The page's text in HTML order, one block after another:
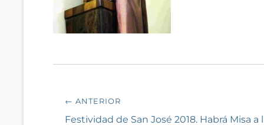
Navegación
de
← ANTERIOR
Entrada
Festividad de San José 2018. Habrá Misa a